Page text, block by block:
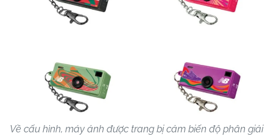
Về cấu hình, máy ảnh được trang bị cảm biến độ phân giải